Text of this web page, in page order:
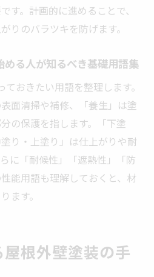
で使うべき保護具と正しい
と安全性確保の屋根外壁塗
での転倒・落下防止策まと
る屋根外壁塗装DIYの実践チ
性と塗料の選び方
で選ぶべき塗料の種類と特
根外壁塗装DIY塗料選定ポイ
す。計画的に進めることで、
りのバラツキを防げます。
める人が知るべき基礎用語集
おきたい用語を整理します。
面清掃や補修、「養生」は塗
の保護を指します。「下塗
り・上塗り」は仕上がりや耐
に「耐候性」「遮熱性」「防
能用語も理解しておくと、材
ます。
根外壁塗装の手